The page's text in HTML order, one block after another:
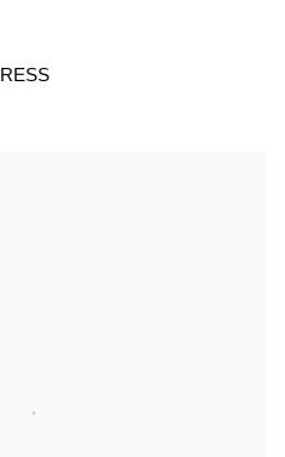
DAUPHINE 75006 PARIS